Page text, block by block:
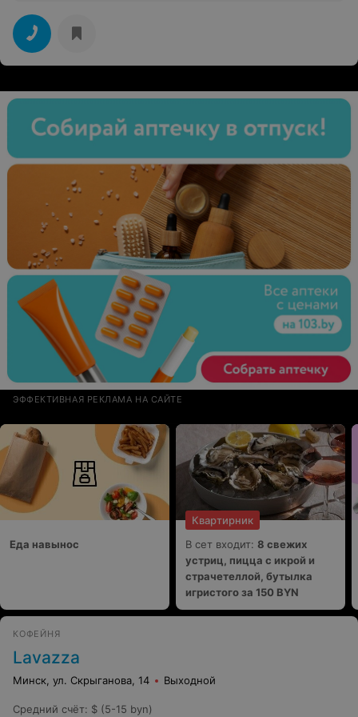
ЭФФЕКТИВНАЯ РЕКЛАМА НА САЙТЕ
Еда навынос
Квартирник
В сет входит: 8 свежих
устриц, пицца с икрой и
страчетеллой, бутылка
игристого за 150 BYN
КОФЕЙНЯ
Lavazza
Минск, ул. Скрыганова, 14 Выходной
Средний счёт: $ (5-15 byn)